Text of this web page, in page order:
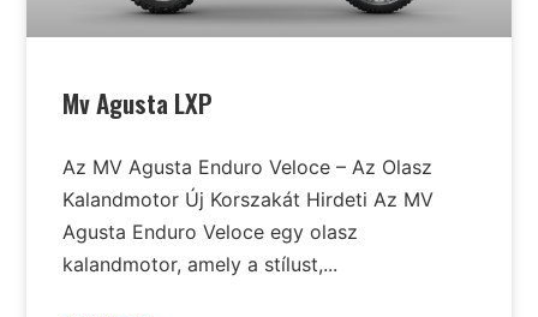
Mv Agusta LXP
Az MV Agusta Enduro Veloce – Az Olasz
Kalandmotor Új Korszakát Hirdeti Az MV
Agusta Enduro Veloce egy olasz
kalandmotor, amely a stílust,...